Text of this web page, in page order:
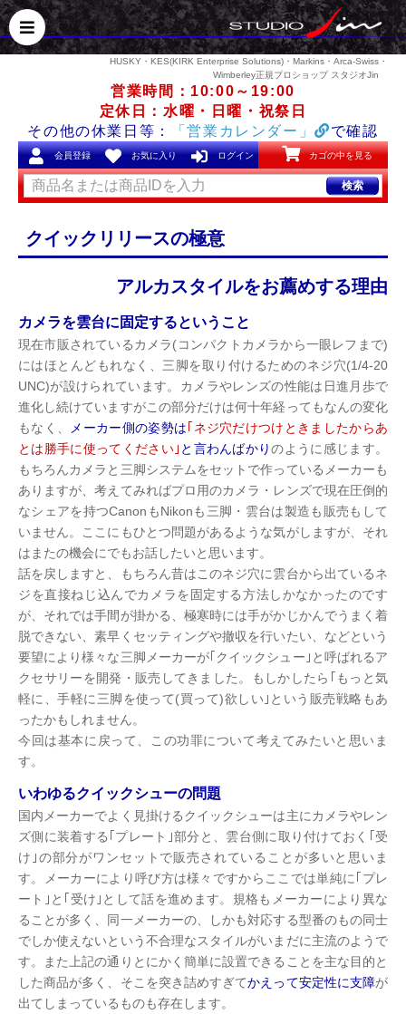
HUSKY・KES(KIRK Enterprise Solutions)・Markins・Arca-Swiss・
Wimberley正規プロショップ スタジオJin
営業時間：10:00～19:00
定休日：水曜・日曜・祝祭日
その他の休業日等：
「営業カレンダー」 で確認
会員登録 お気に入り ログイン カゴの中を見る
検索
クイックリリースの極意
アルカスタイルをお薦めする理由
カメラを雲台に固定するということ
現在市販されているカメラ(コンパクトカメラから一眼レフまで)
にはほとんどもれなく、三脚を取り付けるためのネジ穴(1/4-20
UNC)が設けられています。カメラやレンズの性能は日進月歩で
進化し続けていますがこの部分だけは何十年経ってもなんの変化
もなく、
メーカー側の姿勢は ｢ネジ穴だけつけときましたからあ
とは勝手に使ってください｣ と言わんばかりのように感じます。
もちろんカメラと三脚システムをセットで作っているメーカーも
ありますが、考えてみればプロ用のカメラ・レンズで現在圧倒的
なシェアを持つCanonもNikonも三脚・雲台は製造も販売もして
いません。ここにもひとつ問題があるような気がしますが、それ
はまたの機会にでもお話したいと思います。
話を戻しますと、もちろん昔はこのネジ穴に雲台から出ているネ
ジを直接ねじ込んでカメラを固定する方法しかなかったのです
が、それでは手間が掛かる、極寒時には手がかじかんでうまく着
脱できない、素早くセッティングや撤収を行いたい、などという
要望により様々な三脚メーカーが｢クイックシュー｣と呼ばれるア
クセサリーを開発・販売してきました。もしかしたら｢もっと気
軽に、手軽に三脚を使って(買って)欲しい｣という販売戦略もあ
ったかもしれません。
今回は基本に戻って、この功罪について考えてみたいと思いま
す。
いわゆるクイックシューの問題
国内メーカーでよく見掛けるクイックシューは主にカメラやレン
ズ側に装着する｢プレート｣部分と、雲台側に取り付けておく｢受
け｣の部分がワンセットで販売されていることが多いと思いま
す。メーカーにより呼び方は様々ですからここでは単純に｢プレ
ート｣と｢受け｣として話を進めます。規格もメーカーにより異な
ることが多く、同一メーカーの、しかも対応する型番のもの同士
でしか使えないという不合理なスタイルがいまだに主流のようで
す。また上記の通りとにかく簡単に設置できることを主な目的と
した商品が多く、そこを突き詰めすぎてかえって安定性に支障が
出てしまっているものも存在します。